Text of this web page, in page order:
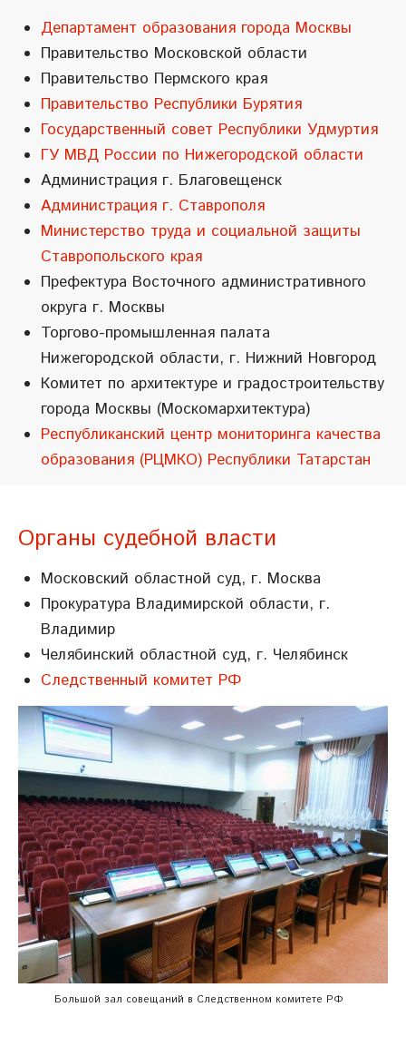
Департамент образования города Москвы
Правительство Московской области
Правительство Пермского края
Правительство Республики Бурятия
Государственный совет Республики Удмуртия
ГУ МВД России по Нижегородской области
Администрация г. Благовещенск
Администрация г. Ставрополя
Министерство труда и социальной защиты
Ставропольского края
Префектура Восточного административного
округа г. Москвы
Торгово-промышленная палата
Нижегородской области, г. Нижний Новгород
Комитет по архитектуре и градостроительству
города Москвы (Москомархитектура)
Республиканский центр мониторинга качества
образования (РЦМКО) Республики Татарстан
Органы судебной власти
Московский областной суд, г. Москва
Прокуратура Владимирской области, г.
Владимир
Челябинский областной суд, г. Челябинск
Следственный комитет РФ
Большой зал совещаний в Следственном комитете РФ